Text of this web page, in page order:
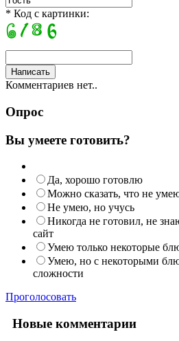
* Код с картинки:
Комментариев нет..
Опрос
Вы умеете готовить?
Да, хорошо готовлю
Можно сказать, что не
Не умею, но учусь
Никогда не готовил, не
сайт
Умею только некоторые
Умею, но с некоторыми
сложности
Проголосовать
Новые комментарии